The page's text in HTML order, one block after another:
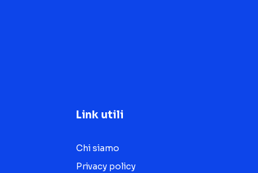
Link utili
Chi siamo
Privacy policy